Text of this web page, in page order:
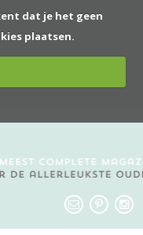
dat je het geen
plaatsen.